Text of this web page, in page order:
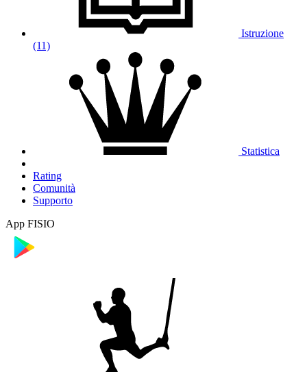
Istruzione
(11)
Statistica
Rating
Comunità
Supporto
App FISIO